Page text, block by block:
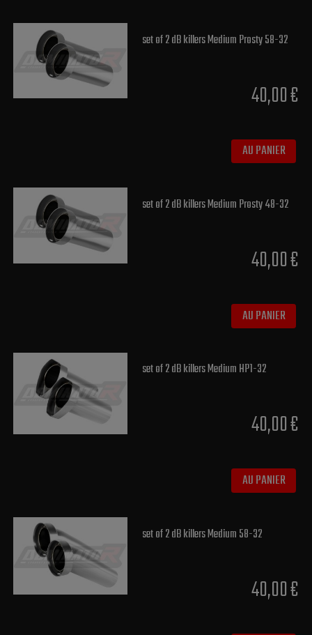
set of 2 dB killers Medium Prosty 58-32
40,00 €
AU PANIER
set of 2 dB killers Medium Prosty 48-32
40,00 €
AU PANIER
set of 2 dB killers Medium HP1-32
40,00 €
AU PANIER
set of 2 dB killers Medium 58-32
40,00 €